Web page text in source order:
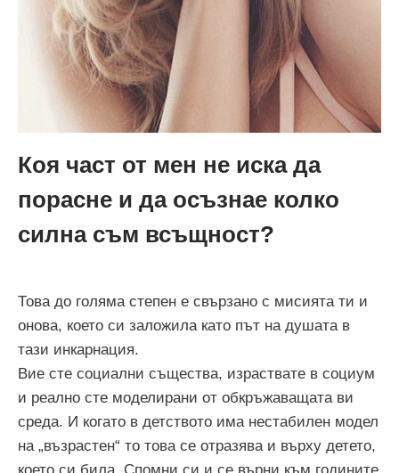
Коя част от мен не иска да
порасне и да осъзнае колко
силна съм всъщност?
Това до голяма степен е свързано с мисията ти и
онова, което си заложила като път на душата в
тази инкарнация.
Вие сте социални същества, израствате в социум
и реално сте моделирани от обкръжаващата ви
среда. И когато в детството има нестабилен модел
на „възрастен“ то това се отразява и върху детето,
което си била. Спомни си и се върни към годините